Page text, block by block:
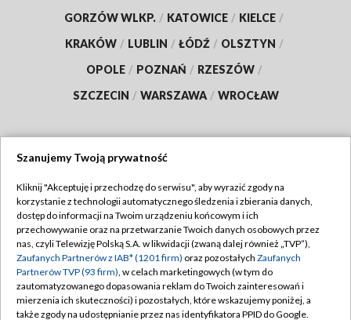
GORZÓW WLKP. / KATOWICE / KIELCE /
KRAKÓW / LUBLIN / ŁÓDŹ / OLSZTYN /
OPOLE / POZNAŃ / RZESZÓW /
SZCZECIN / WARSZAWA / WROCŁAW
TVP
Abonament TVP
Emisja w TVP
Centrum informacji TVP
Naziemna Telewizja Cyfrowa
Regulamin TVP
Polityka prywatności
Moje zgody
Pomoc
Szanujemy Twoją prywatność
Kliknij "Akceptuję i przechodzę do serwisu", aby wyrazić zgody na
korzystanie z technologii automatycznego śledzenia i zbierania danych,
dostęp do informacji na Twoim urządzeniu końcowym i ich
przechowywanie oraz na przetwarzanie Twoich danych osobowych przez
nas, czyli Telewizję Polską S.A. w likwidacji (zwaną dalej również „TVP”),
Zaufanych Partnerów z IAB* (1201 firm) oraz pozostałych Zaufanych
Partnerów TVP (93 firm), w celach marketingowych (w tym do
zautomatyzowanego dopasowania reklam do Twoich zainteresowań i
mierzenia ich skuteczności) i pozostałych, które wskazujemy poniżej, a
także zgody na udostępnianie przez nas identyfikatora PPID do Google.